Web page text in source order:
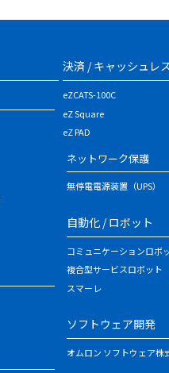
決済 / キャッシュレ
eZCATS-100C
eZ Square
eZ PAD
ネットワーク保護
無停電電源装置（UPS）
自動化 / ロボット
コミュニケーションロボ
複合型サービスロボット
スマーレ
ソフトウェア開発
オムロン ソフトウェア株